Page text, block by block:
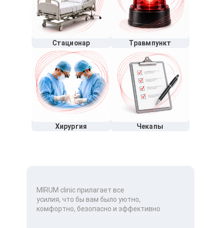
Стационар Травмпункт
Хирургия Чекапы
MIRUM clinic прилагает все
усилия, что бы вам было уютно,
комфортно, безопасно и эффективно